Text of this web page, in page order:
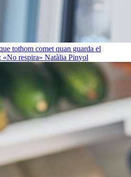
tothom comet quan guarda el
«No respira» Natàlia Pinyol